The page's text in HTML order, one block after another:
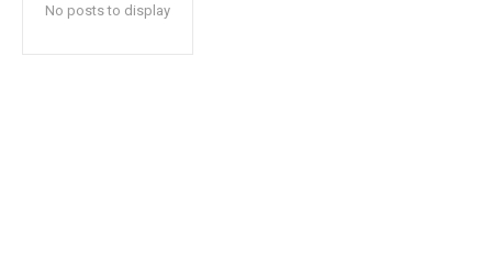
No posts to display